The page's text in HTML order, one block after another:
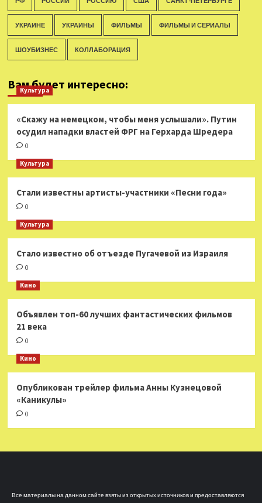
УКРАИНЕ УКРАИНЫ ФИЛЬМЫ ФИЛЬМЫ И СЕРИАЛЫ
ШОУБИЗНЕС КОЛЛАБОРАЦИЯ
Вам будет интересно:
Культура
«Скажу на немецком, чтобы меня услышали». Путин
осудил нападки властей ФРГ на Герхарда Шредера
0
Культура
Стали известны артисты-участники «Песни года»
0
Культура
Стало известно об отъезде Пугачевой из Израиля
0
Кино
Объявлен топ-60 лучших фантастических фильмов
21 века
0
Кино
Опубликован трейлер фильма Анны Кузнецовой
«Каникулы»
0
Все материалы на данном сайте взяты из открытых источников и предоставляются